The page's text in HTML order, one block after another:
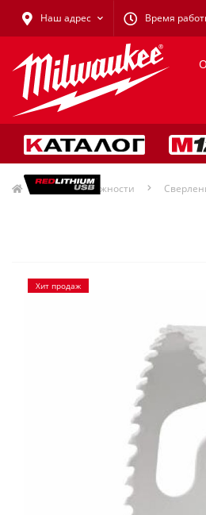
Наш адрес Время
Принадлежности
Хит продаж